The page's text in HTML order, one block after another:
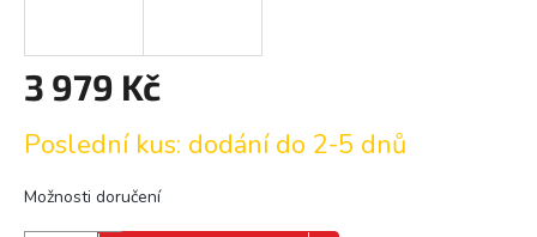
3 979 Kč
cena:
Poslední kus: dodání do 2-5 dnů
Možnosti doručení